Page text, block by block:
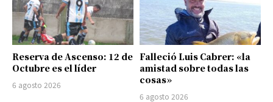
Reserva de Ascenso: 12 de
Octubre es el líder
6 agosto 2026
Falleció Luis Cabrer: «la
amistad sobre todas las
cosas»
6 agosto 2026